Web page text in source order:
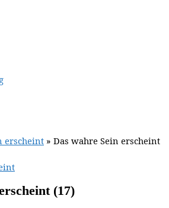
erscheint » Das wahre Sein erscheint
(17)